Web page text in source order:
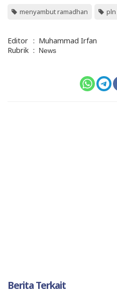
menyambut ramadhan
Editor : Muhammad Irfan
Rubrik : News
Berita Terkait